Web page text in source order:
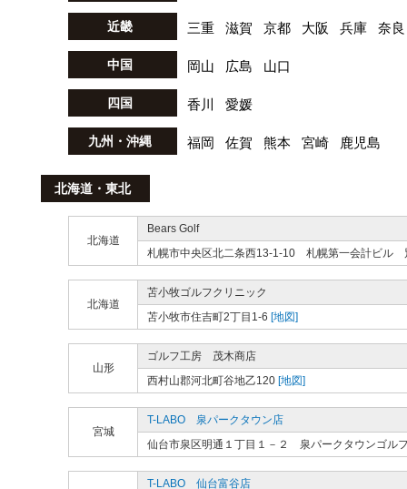
近畿 三重 滋賀 京都 大阪 兵庫 奈良
中国 岡山 広島 山口
四国 香川 愛媛
九州・沖縄 福岡 佐賀 熊本 宮崎 鹿児島
北海道・東北
北海道
Bears Golf
札幌市中央区北二条西13-1-10 札幌第一会計ビル
北海道
苫小牧ゴルフクリニック
苫小牧市住吉町2丁目1-6 [地図]
山形
ゴルフ工房 茂木商店
西村山郡河北町谷地乙120 [地図]
宮城
T-LABO 泉パークタウン店
仙台市泉区明通１丁目１－２ 泉パークタウンゴル
T-LABO 仙台富谷店